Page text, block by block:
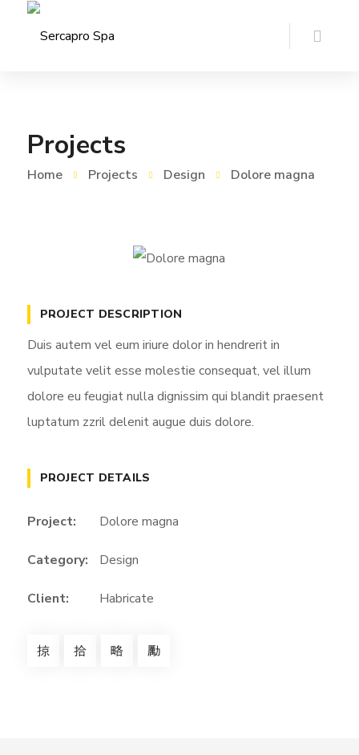
Projects
Home Projects Design Dolore magna
PROJECT DESCRIPTION
Duis autem vel eum iriure dolor in hendrerit in
vulputate velit esse molestie consequat, vel illum
dolore eu feugiat nulla dignissim qui blandit praesent
luptatum zzril delenit augue duis dolore.
PROJECT DETAILS
Project: Dolore magna
Category: Design
Client: Habricate